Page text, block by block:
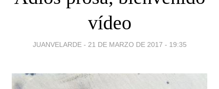
vídeo
JUANVELARDE - 21 DE MARZO DE 2017 - 19:35